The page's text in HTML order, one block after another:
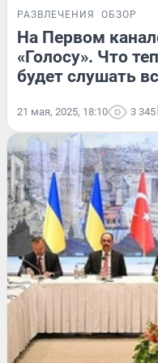
РАЗВЛЕЧЕНИЯ ОБЗОР
На Первом
«Голосу». Что
будет слушать
21 мая, 2025, 18:10 3 345